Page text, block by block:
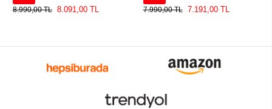
8.990,00 TL 8.091,00 TL
7.990,00 TL
7.191,00 TL